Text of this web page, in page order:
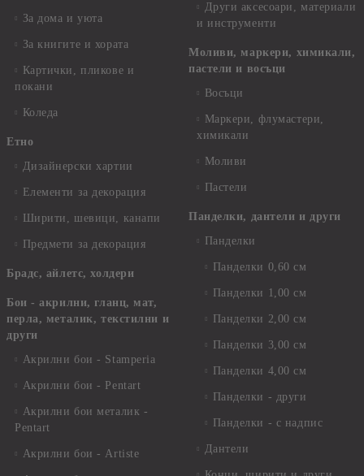
За дома и уюта
За книгите и хората
Картички, пликове и
покани
Коледа
Етно
Дизайнерски хартии
Елементи за декорация
Ширити, шевици, канапи
Предмети за декорация
Брадс, айлетс, холдери
Бои - акрилни, гланц, мат,
перла, металик, текстилни и
други
Акрилни бои - Stamperia
Акрилни бои - Pentart
Акрилни бои металик -
Pentart
Акрилни бои - Artiste
Други аксесоари, материали
и инструменти
Моливи, маркери, химикали,
пастели и восъци
Восъци
Маркери, флумастери,
химикали
Моливи
Пастели
Панделки, дантели и други
Панделки
Панделки 0,60 см
Панделки 1,00 см
Панделки 2,00 см
Панделки 3,00 см
Панделки 4,00 см
Панделки - други
Панделки - с надпис
Дантели